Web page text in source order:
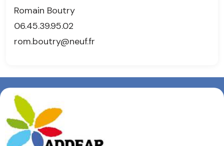
Romain Boutry
06.45.39.95.02
rom.boutry@neuf.fr